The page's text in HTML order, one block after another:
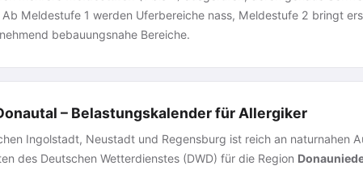
Ab Meldestufe 1 werden Uferbereiche nass, Meldestufe 2 bringt
bebauungsnahe Bereiche.
– Belastungskalender für Allergiker
Ingolstadt, Neustadt und Regensburg ist reich an naturnahen
des Deutschen Wetterdienstes (DWD) für die Region